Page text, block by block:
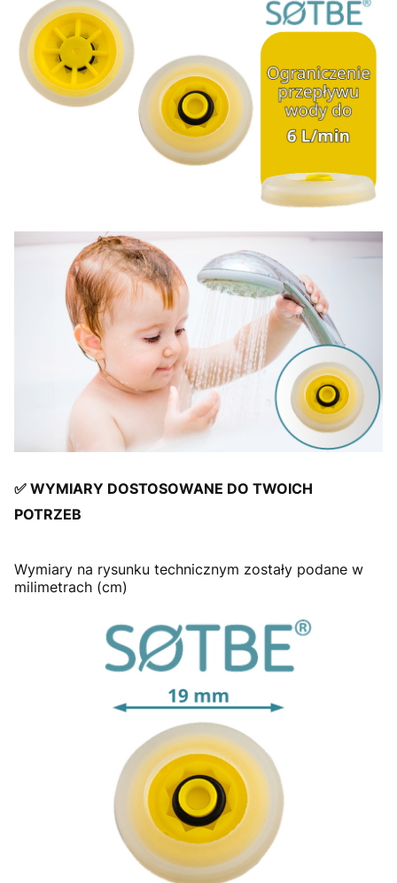
✅ WYMIARY DOSTOSOWANE DO TWOICH
POTRZEB
Wymiary na rysunku technicznym zostały podane w
milimetrach (cm)